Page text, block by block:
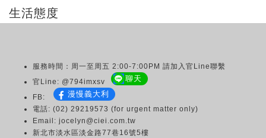
生活態度
服務時間：周一至周五 2:00-7:00PM 請加入官Line聯繫
官Line: @794imxsv
聊天
FB: 漫慢義大利
電話: (02) 29219573 (for urgent matter only)
Email: jocelyn@ciei.com.tw
新北市淡水區淡金路77巷16號5樓